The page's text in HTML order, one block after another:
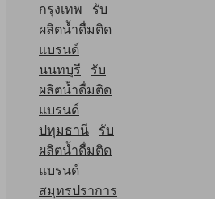
กรุงเทพ
รับ
ผลิตน้ำดื่มติด
แบรนด์
นนทบุรี
รับ
ผลิตน้ำดื่มติด
แบรนด์
ปทุมธานี
รับ
ผลิตน้ำดื่มติด
แบรนด์
สมุทรปราการ